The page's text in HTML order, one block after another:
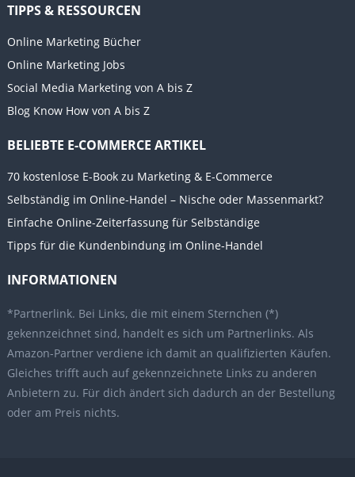
TIPPS & RESSOURCEN
Online Marketing Bücher
Online Marketing Jobs
Social Media Marketing von A bis Z
Blog Know How von A bis Z
BELIEBTE E-COMMERCE ARTIKEL
70 kostenlose E-Book zu Marketing & E-Commerce
Selbständig im Online-Handel – Nische oder Massenmarkt?
Einfache Online-Zeiterfassung für Selbständige
Tipps für die Kundenbindung im Online-Handel
INFORMATIONEN
*Partnerlink. Bei Links, die mit einem Sternchen (*)
gekennzeichnet sind, handelt es sich um Partnerlinks. Als
Amazon-Partner verdiene ich damit an qualifizierten Käufen.
Gleiches trifft auch auf gekennzeichnete Links zu anderen
Anbietern zu. Für dich ändert sich dadurch an der Bestellung
oder am Preis nichts.